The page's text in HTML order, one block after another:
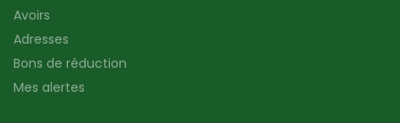
Avoirs
Adresses
Bons de réduction
Mes alertes